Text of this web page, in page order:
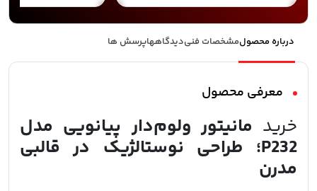
درباره محصولمشخصات فنیدیدگاههاپرسش ها
معرفی محصول
خرید مانیتور ولوم‌دار پیانویی مدل
P232؛ طراحی نوستالژیک در قالبی
مدرن